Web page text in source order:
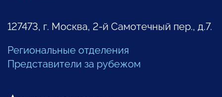
127473, г. Москва, 2-й Самотечный пер., д.7.
Региональные отделения
Представители за рубежом